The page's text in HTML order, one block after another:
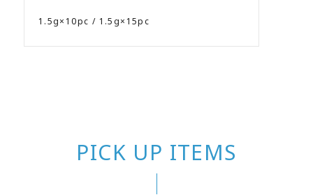
1.5g×10pc / 1.5g×15pc
PICK UP ITEMS